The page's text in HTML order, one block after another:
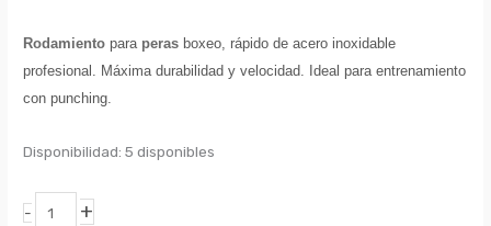
Rodamiento para peras boxeo, rápido de acero inoxidable
profesional. Máxima durabilidad y velocidad. Ideal para entrenamiento
con punching.
Disponibilidad: 5 disponibles
- +